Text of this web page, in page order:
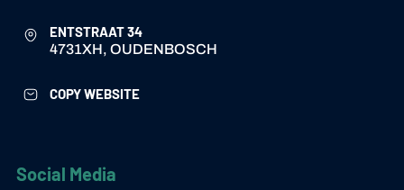
ENTSTRAAT 34
4731XH, OUDENBOSCH
COPY WEBSITE
Social Media